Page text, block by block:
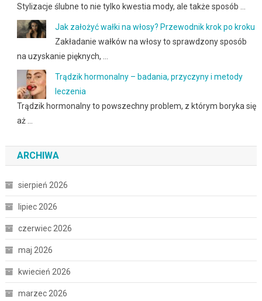
Stylizacje ślubne to nie tylko kwestia mody, ale także sposób …
Jak założyć wałki na włosy? Przewodnik krok po kroku
Zakładanie wałków na włosy to sprawdzony sposób
na uzyskanie pięknych, …
Trądzik hormonalny – badania, przyczyny i metody
leczenia
Trądzik hormonalny to powszechny problem, z którym boryka się
aż …
ARCHIWA
sierpień 2026
lipiec 2026
czerwiec 2026
maj 2026
kwiecień 2026
marzec 2026